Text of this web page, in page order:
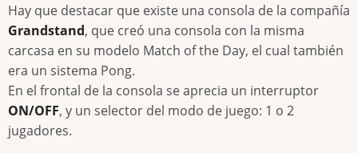
Hay que destacar que existe una consola de la compañía
Grandstand, que creó una consola con la misma
carcasa en su modelo Match of the Day, el cual también
era un sistema Pong.
En el frontal de la consola se aprecia un interruptor
ON/OFF, y un selector del modo de juego: 1 o 2
jugadores.